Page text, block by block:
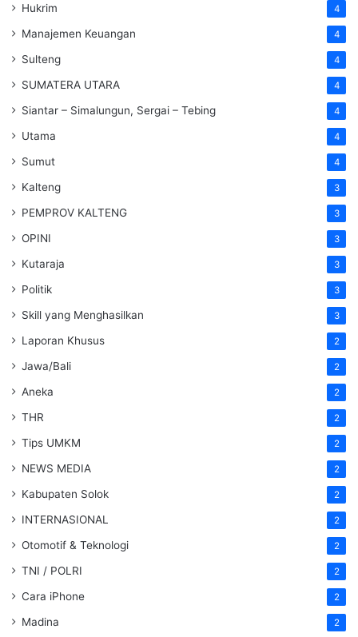
Hukrim 4
Manajemen Keuangan 4
Sulteng 4
SUMATERA UTARA 4
Siantar – Simalungun, Sergai – Tebing 4
Utama 4
Sumut 4
Kalteng 3
PEMPROV KALTENG 3
OPINI 3
Kutaraja 3
Politik 3
Skill yang Menghasilkan 3
Laporan Khusus 2
Jawa/Bali 2
Aneka 2
THR 2
Tips UMKM 2
NEWS MEDIA 2
Kabupaten Solok 2
INTERNASIONAL 2
Otomotif & Teknologi 2
TNI / POLRI 2
Cara iPhone 2
Madina 2